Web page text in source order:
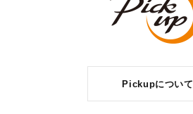
Pickupについて